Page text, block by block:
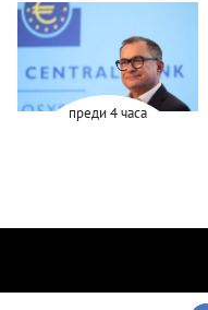
преди 4 часа